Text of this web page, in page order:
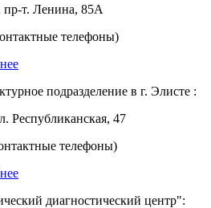
пр-т. Ленина, 85А
телефоны)
подразделение в г. Элисте :
Республиканская, 47
телефоны)
диагностический центр":